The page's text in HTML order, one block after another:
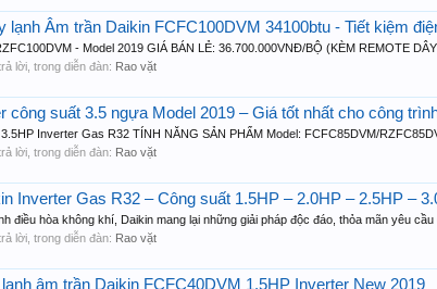
Âm trần Daikin FCFC100DVM 34100btu - Tiết kiệm
- Model 2019 GIÁ BÁN LẺ: 36.700.000VNĐ/BỘ (KÈM REMOTE
trả lời, trong diễn đàn: Rao vặt
công suất 3.5 ngựa Model 2019 – Giá tốt nhất cho công
Inverter Gas R32 TÍNH NĂNG SẢN PHẨM Model: FCFC85DVM/
trả lời, trong diễn đàn: Rao vặt
Inverter Gas R32 – Công suất 1.5HP – 2.0HP – 2.5HP –
điều hòa không khí, Daikin mang lại những giải pháp độc đáo, thỏa mãn yêu cầu
trả lời, trong diễn đàn: Rao vặt
âm trần Daikin FCFC40DVM 1.5HP Inverter New 2019